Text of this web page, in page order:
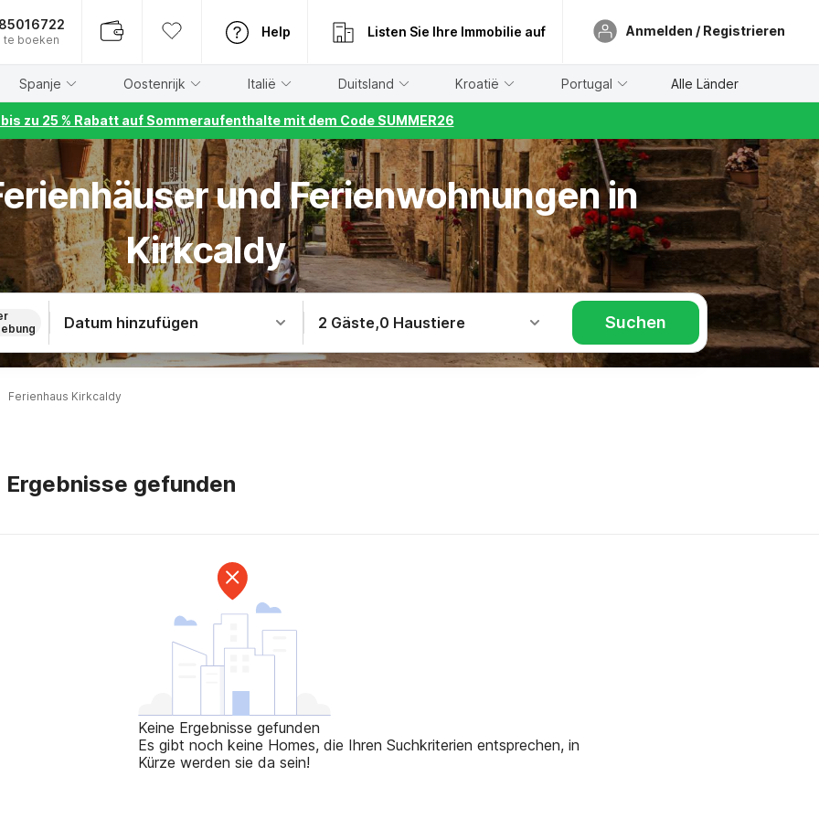
te boeken
Help Listen Sie Ihre Immobilie auf Anmelden / Registrieren
Spanje Oostenrijk Italië Duitsland Kroatië Portugal Alle Länder
zu 25 % Rabatt auf Sommeraufenthalte mit dem Code SUMMER26
und Ferienwohnungen in
Kirkcaldy
Datum hinzufügen 2 Gäste,0 Haustiere Suchen
Ferienhaus Kirkcaldy
Ergebnisse gefunden
Keine Ergebnisse gefunden
Es gibt noch keine Homes, die Ihren Suchkriterien entsprechen, in
Kürze werden sie da sein!